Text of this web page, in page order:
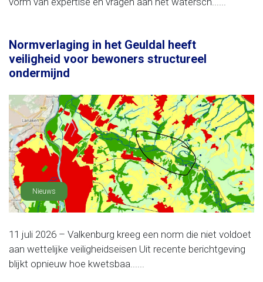
Normverlaging in het Geuldal heeft
veiligheid voor bewoners structureel
ondermijnd
Nieuws
11 juli 2026 – Valkenburg kreeg een norm die niet voldoet
aan wettelijke veiligheidseisen Uit recente berichtgeving
blijkt opnieuw hoe kwetsbaa......